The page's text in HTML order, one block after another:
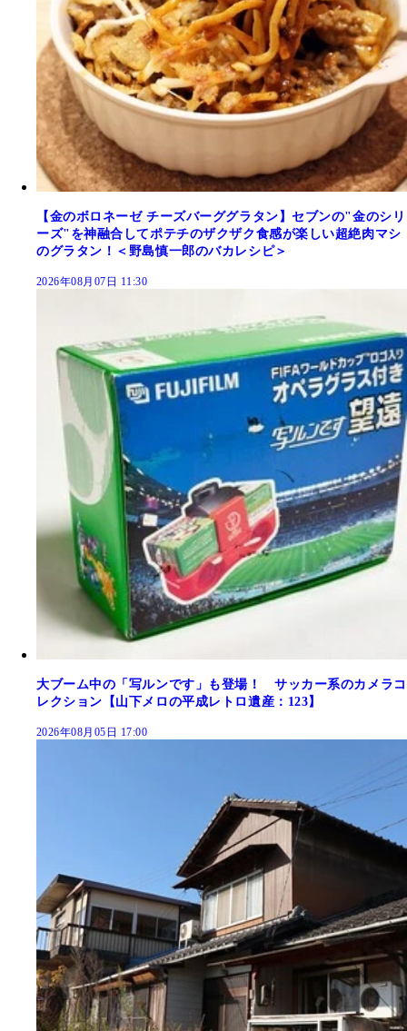
【金のボロネーゼ チーズバーググラタン】セブンの"金のシリ
ーズ"を神融合してポテチのザクザク食感が楽しい超絶肉マシ
のグラタン！＜野島慎一郎のバカレシピ＞
2026年08月07日 11:30
大ブーム中の「写ルンです」も登場！ サッカー系のカメラコ
レクション【山下メロの平成レトロ遺産：123】
2026年08月05日 17:00